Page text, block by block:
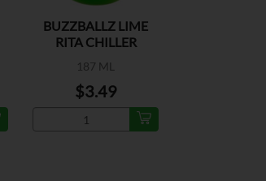
BUZZBALLZ LIME
RITA CHILLER
187 ML
$3.49